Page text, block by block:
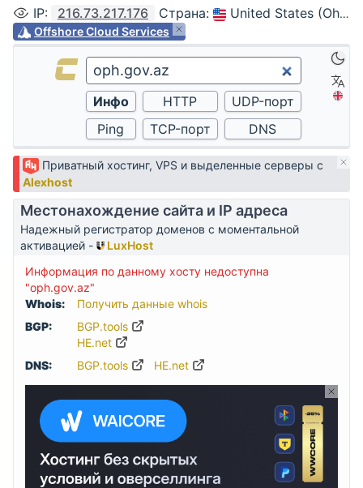
IP: 216.73.217.176 Страна: United States (Ohio, Columbus)
Offshore Cloud Services
Приватный хостинг, VPS и выделенные серверы с
Alexhost
Местонахождение сайта и IP адреса
Надежный регистратор доменов с моментальной
активацией -
LuxHost
Информация по данному хосту недоступна
"oph.gov.az"
Whois:
Получить данные whois
BGP:
BGP.tools
HE.net
DNS:
BGP.tools HE.net